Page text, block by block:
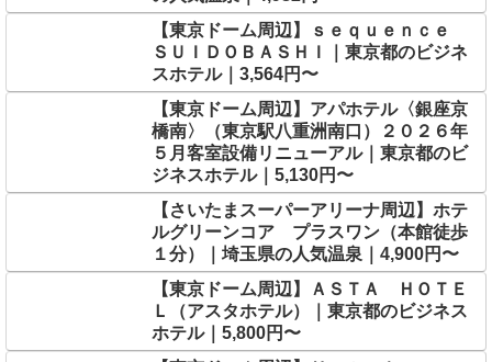
【東京ドーム周辺】ｓｅｑｕｅｎｃｅ
ＳＵＩＤＯＢＡＳＨＩ｜東京都のビジネ
スホテル｜3,564円〜
【東京ドーム周辺】アパホテル〈銀座京
橋南〉（東京駅八重洲南口）２０２６年
５月客室設備リニューアル｜東京都のビ
ジネスホテル｜5,130円〜
【さいたまスーパーアリーナ周辺】ホテ
ルグリーンコア プラスワン（本館徒歩
１分）｜埼玉県の人気温泉｜4,900円〜
【東京ドーム周辺】ＡＳＴＡ ＨＯＴＥ
Ｌ（アスタホテル）｜東京都のビジネス
ホテル｜5,800円〜